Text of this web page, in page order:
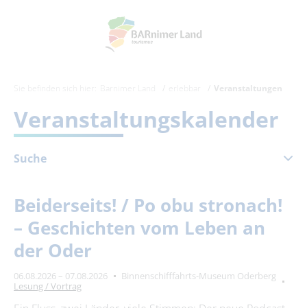
Veranstaltungen
Veranstaltungskalender
Suche
August 2026
Mo Di Mi Do Fr Sa So
1
3
4
10
11 12 13 14 15
16
17
18 19 20 21 22
23
Beiderseits! / Po obu stronach!
– Geschichten vom Leben an
der Oder
06.08.2026 – 07.08.2026
Binnenschifffahrts-Museum Oderberg
Lesung / Vortrag